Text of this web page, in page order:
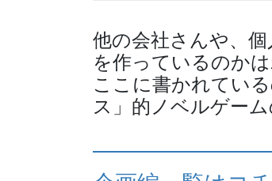
他の会社さんや、
を作っているのかは
ここに書かれてい
ス」的ノベルゲー